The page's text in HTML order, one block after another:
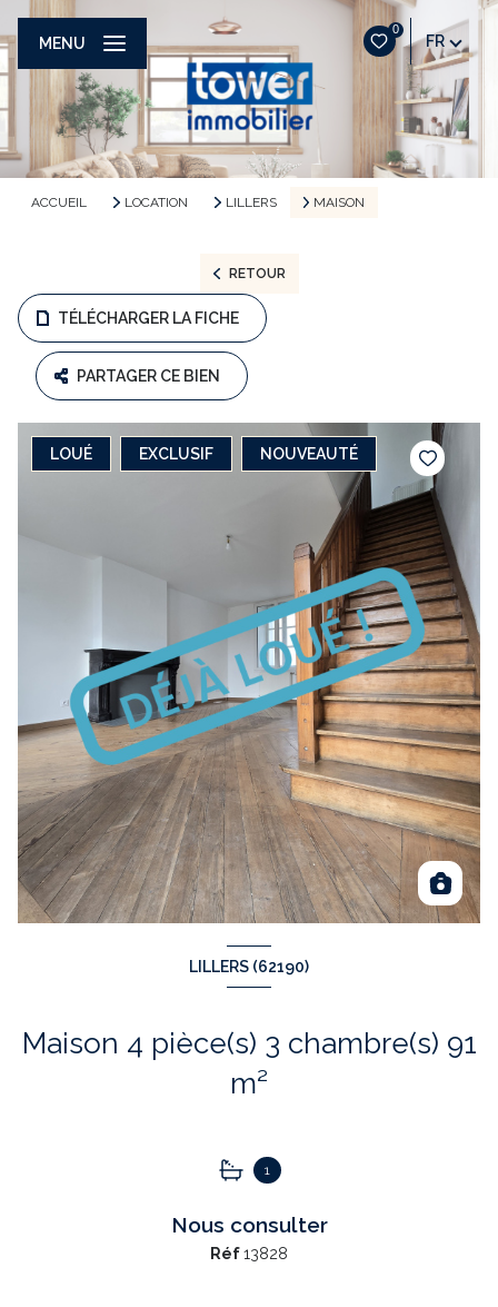
0
FR
MENU
ACCUEIL LOCATION LILLERS MAISON
RETOUR
TÉLÉCHARGER LA FICHE
PARTAGER CE BIEN
LOUÉ EXCLUSIF NOUVEAUTÉ
LILLERS (62190)
Maison 4 pièce(s) 3 chambre(s) 91
m²
1
Nous consulter
Réf13828